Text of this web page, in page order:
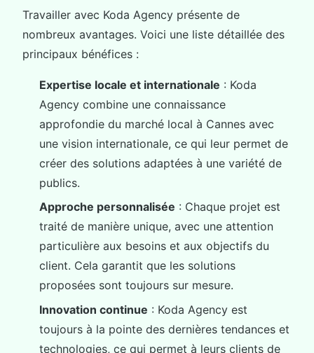
Travailler avec Koda Agency présente de
nombreux avantages. Voici une liste détaillée des
principaux bénéfices :
Expertise locale et internationale : Koda
Agency combine une connaissance
approfondie du marché local à Cannes avec
une vision internationale, ce qui leur permet de
créer des solutions adaptées à une variété de
publics.
Approche personnalisée : Chaque projet est
traité de manière unique, avec une attention
particulière aux besoins et aux objectifs du
client. Cela garantit que les solutions
proposées sont toujours sur mesure.
Innovation continue : Koda Agency est
toujours à la pointe des dernières tendances et
technologies, ce qui permet à leurs clients de